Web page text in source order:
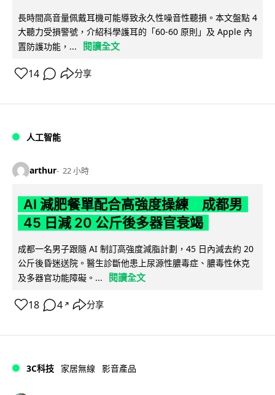
長時間高音量佩戴耳機可能導致永久性噪音性聽損。本文盤點 4
大聽力受損警號，介紹科學護耳的「60-60 原則」及 Apple 內
置防護功能，...
閱讀全文
14 分享
人工智能
arthur 22 小時
AI 減肥餐單配合高強度操練 成都男
45 日減 20 公斤後多器官衰竭
成都一名男子跟隨 AI 制訂高強度減脂計劃，45 日內減去約 20
公斤後昏迷送院。醫生診斷他患上尿源性膿毒症、膿毒性休克
及多器官功能障礙。...
閱讀全文
18 4 ↗ 分享
3C科技 家居無線 影音產品